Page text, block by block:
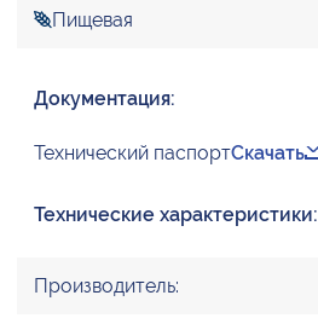
Пищевая
Документация:
Технический паспортСкачать
Технические характеристики:
Производитель: